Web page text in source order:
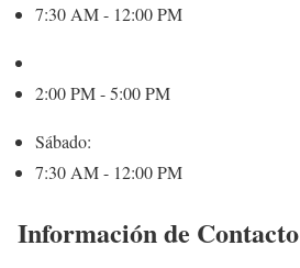
7:30 AM - 12:00 PM
2:00 PM - 5:00 PM
Sábado:
7:30 AM - 12:00 PM
Información de Contacto